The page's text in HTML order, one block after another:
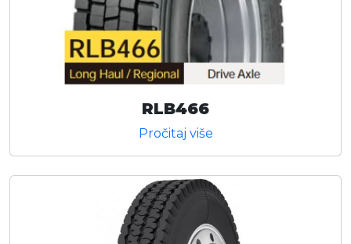
RLB466
Pročitaj više